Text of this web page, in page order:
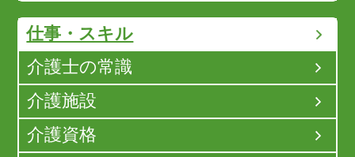
仕事・スキル
介護士の常識
介護施設
介護資格